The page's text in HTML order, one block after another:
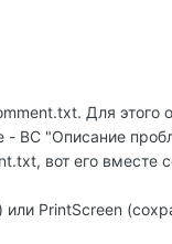
Для этого
- BC "Описание
вот его вместе
или PrintScreen